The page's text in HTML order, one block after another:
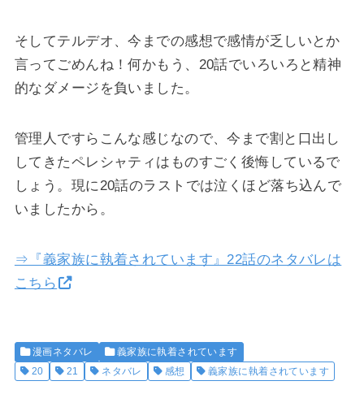
そしてテルデオ、今までの感想で感情が乏しいとか
言ってごめんね！何かもう、20話でいろいろと精神
的なダメージを負いました。
管理人ですらこんな感じなので、今まで割と口出し
してきたペレシャティはものすごく後悔しているで
しょう。現に20話のラストでは泣くほど落ち込んで
いましたから。
⇒『義家族に執着されています』22話のネタバレは
こちら
漫画ネタバレ
義家族に執着されています
20
21 ネタバレ 感想 義家族に執着されています